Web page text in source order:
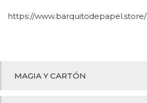
https://www.barquitodepapel.store/
MAGIA Y CARTÓN